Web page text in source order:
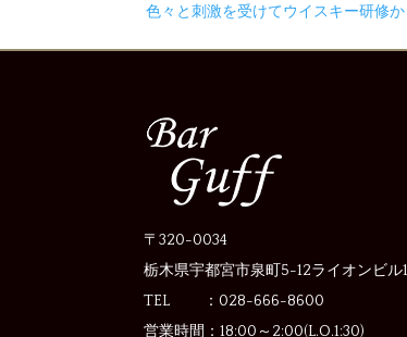
色々と刺激を受けてウイスキー研修か
〒320-0034
栃木県宇都宮市泉町5-12ライオンビル
TEL ：028-666-8600
営業時間： 18:00～2:00(L.O.1:30)